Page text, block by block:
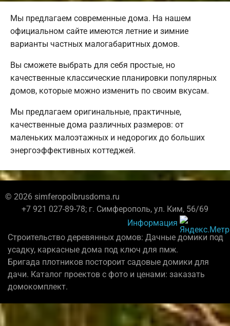
Мы предлагаем современные дома. На нашем
официальном сайте имеются летние и зимние
варианты частных малогабаритных домов.
Вы сможете выбрать для себя простые, но
качественные классические планировки популярных
домов, которые можно изменить по своим вкусам.
Мы предлагаем оригинальные, практичные,
качественные дома различных размеров: от
маленьких малоэтажных и недорогих до больших
энергоэффективных коттеджей.
© 2026 simferopolbrusdoma.ru
+7 921 027-89-78; г. Симферополь, ул. Ким, 56/69
Информация
Строительство деревянных домов: Дачные домики под
усадку, каркасные дома под ключ для пмж.
Бригада плотников постороит садовые домики для
дачи. Каталог проектов с фото и ценами: заказать
домокомплект.